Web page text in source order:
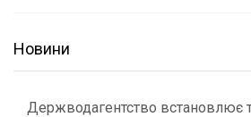
Новини
Держводагентство встановлює